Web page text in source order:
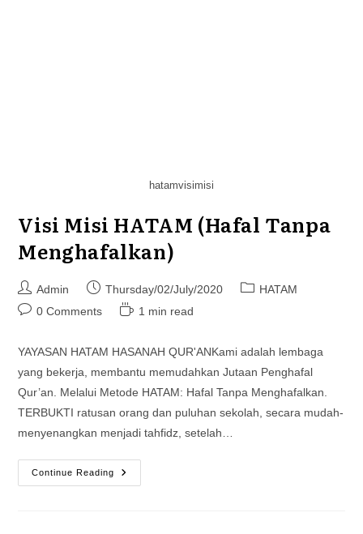
hatamvisimisi
Visi Misi HATAM (Hafal Tanpa
Menghafalkan)
Post
author:
Admin
Post
published:
Thursday/02/July/2020
PostHATAM
Post0 Comments
Reading
1 min read
YAYASAN HATAM HASANAH QUR'ANKami adalah lembaga
yang bekerja, membantu memudahkan Jutaan Penghafal
Qur’an. Melalui Metode HATAM: Hafal Tanpa Menghafalkan.
TERBUKTI ratusan orang dan puluhan sekolah, secara mudah-
menyenangkan menjadi tahfidz, setelah…
Continue Reading
Visi
Misi